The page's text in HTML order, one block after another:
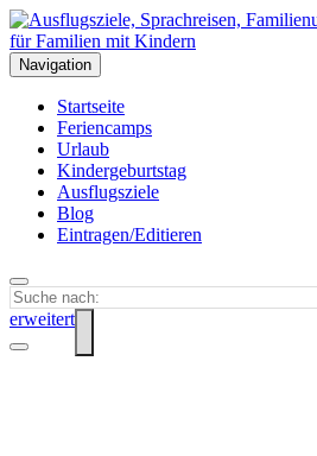
Navigation
Startseite
Feriencamps
Urlaub
Kindergeburtstag
Ausflugsziele
Blog
Eintragen/Editieren
erweitert